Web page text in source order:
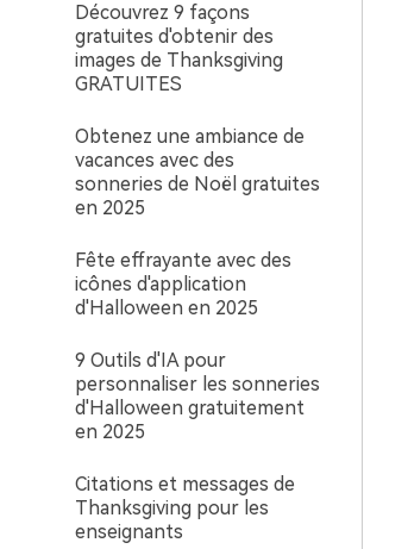
Découvrez 9 façons
gratuites d'obtenir des
images de Thanksgiving
GRATUITES
Obtenez une ambiance de
vacances avec des
sonneries de Noël gratuites
en 2025
Fête effrayante avec des
icônes d'application
d'Halloween en 2025
9 Outils d'IA pour
personnaliser les sonneries
d'Halloween gratuitement
en 2025
Citations et messages de
Thanksgiving pour les
enseignants